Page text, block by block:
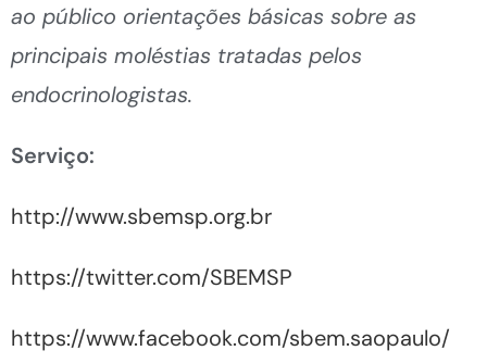
ao público orientações básicas sobre as
principais moléstias tratadas pelos
endocrinologistas.
Serviço:
http://www.sbemsp.org.br
https://twitter.com/SBEMSP
https://www.facebook.com/sbem.saopaulo/